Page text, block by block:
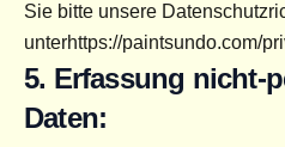
Sie bitte unsere
unterhttps://paintsundo.com/
5. Erfassung nicht-
Daten: